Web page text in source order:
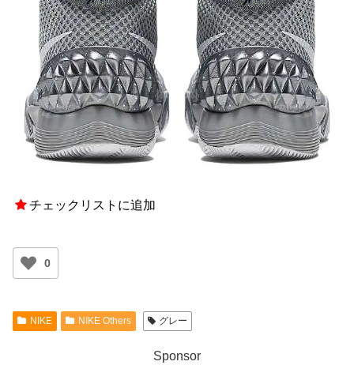
チェックリストに追加
0
NIKE NIKE Others グレー
Sponsor